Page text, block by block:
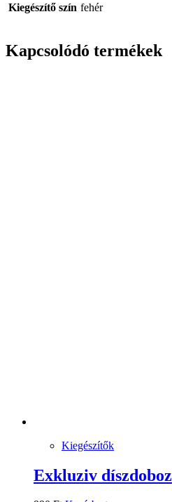
Kiegészítő szín fehér
Kapcsolódó termékek
Kiegészítők
Exkluziv díszdoboz